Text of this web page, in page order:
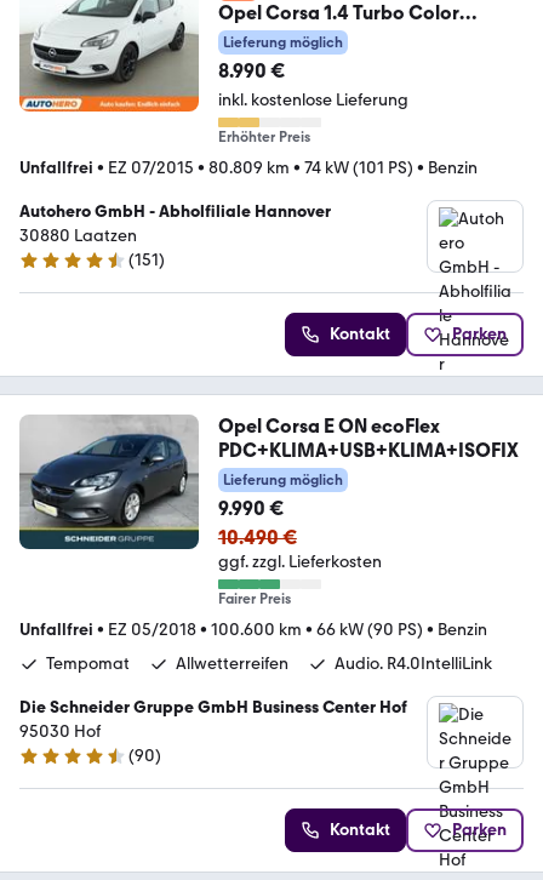
Opel Corsa 1.4 Turbo Color
Edition ecoFlex
Lieferung möglich
8.990 €
inkl. kostenlose Lieferung
Erhöhter Preis
Unfallfrei • EZ 07/2015 • 80.809 km • 74 kW (101 PS) • Benzin
Autohero GmbH - Abholfiliale Hannover
30880 Laatzen
4.7 Sterne
(151)
Kontakt Parken
Opel Corsa E ON ecoFlex
PDC+KLIMA+USB+KLIMA+ISOFIX
Lieferung möglich
9.990 €
10.490 €
ggf. zzgl. Lieferkosten
Fairer Preis
Unfallfrei • EZ 05/2018• 100.600 km • 66 kW (90 PS) • Benzin
Tempomat
Allwetterreifen Audio. R4.0IntelliLink
Die Schneider Gruppe GmbH Business Center Hof
95030 Hof
4.6 Sterne
(90)
Kontakt Parken